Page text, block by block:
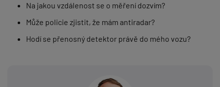
Na jakou vzdálenost se o měření dozvím?
Může policie zjistit, že mám antiradar?
Hodí se přenosný detektor právě do mého vozu?